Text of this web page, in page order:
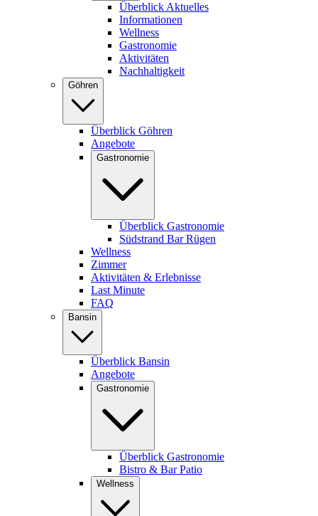
Überblick Aktuelles
Informationen
Wellness
Gastronomie
Aktivitäten
Nachhaltigkeit
Göhren
Überblick Göhren
Angebote
Gastronomie
Überblick Gastronomie
Südstrand Bar Rügen
Wellness
Zimmer
Aktivitäten & Erlebnisse
Last Minute
FAQ
Bansin
Überblick Bansin
Angebote
Gastronomie
Überblick Gastronomie
Bistro & Bar Patio
Wellness